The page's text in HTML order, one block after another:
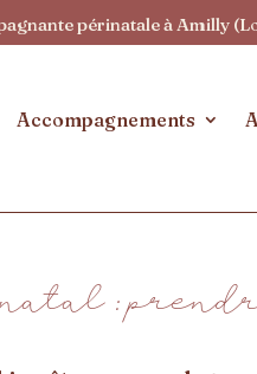
périnatale à Amilly
Accompagnements
: